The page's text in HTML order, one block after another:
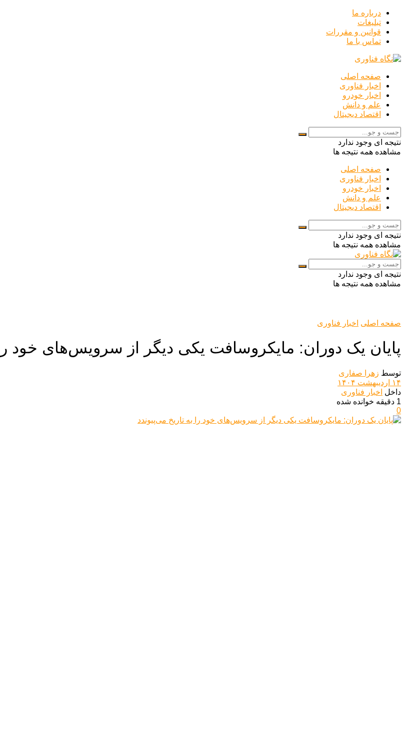
درباره ما
تبلیغات
قوانین و مقررات
تماس با ما
صفحه اصلی
اخبار فناوری
اخبار خودرو
علم و دانش
اقتصاد دیجیتال
نتیجه ای وجود ندارد
مشاهده همه نتیجه ها
صفحه اصلی
اخبار فناوری
اخبار خودرو
علم و دانش
اقتصاد دیجیتال
نتیجه ای وجود ندارد
مشاهده همه نتیجه ها
نتیجه ای وجود ندارد
مشاهده همه نتیجه ها
صفحه اصلی اخبار فناوری
پایان یک دوران: مایکروسافت یکی دیگر از سرویس‌های خود را
توسط زهرا صفاری
۱۴ اردیبهشت ۱۴۰۴
داخل اخبار فناوری
1 دقیقه خوانده شده
0